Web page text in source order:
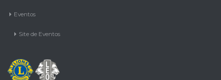
Eventos
Site de Eventos